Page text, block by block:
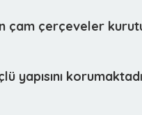
çerçeveler
yapısını